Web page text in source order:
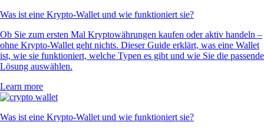
Was ist eine Krypto-Wallet und wie funktioniert sie?
Ob Sie zum ersten Mal Kryptowährungen kaufen oder aktiv handeln –
ohne Krypto-Wallet geht nichts. Dieser Guide erklärt, was eine Wallet
ist, wie sie funktioniert, welche Typen es gibt und wie Sie die passende
Lösung auswählen.
Learn more
Was ist eine Krypto-Wallet und wie funktioniert sie?